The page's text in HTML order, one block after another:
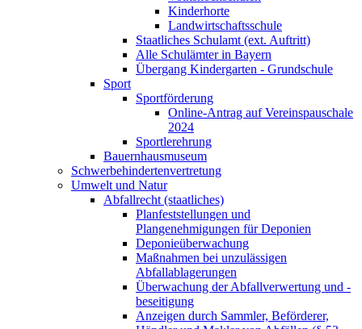
Kinderhorte
Landwirtschaftsschule
Staatliches Schulamt (ext. Auftritt)
Alle Schulämter in Bayern
Übergang Kindergarten - Grundschule
Sport
Sportförderung
Online-Antrag auf Vereinspauschale
2024
Sportlerehrung
Bauernhausmuseum
Schwerbehindertenvertretung
Umwelt und Natur
Abfallrecht (staatliches)
Planfeststellungen und
Plangenehmigungen für Deponien
Deponieüberwachung
Maßnahmen bei unzulässigen
Abfallablagerungen
Überwachung der Abfallverwertung und -
beseitigung
Anzeigen durch Sammler, Beförderer,